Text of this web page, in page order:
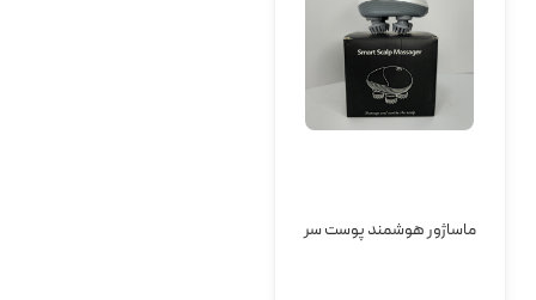
ماساژور هوشمند پوست سر